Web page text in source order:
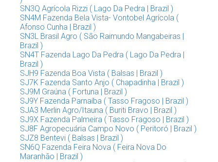
SN3Q Agrícola Rizzi ( Lago Da Pedra | Brazil )
SN4M Fazenda Bela Vista- Vontobel Agrícola (
Afonso Cunha | Brazil )
SN3L Brasil Agro ( São Raimundo Mangabeiras |
Brazil )
SN4T Fazenda Lago Da Pedra ( Lago Da Pedra |
Brazil )
SJH9 Fazenda Boa Vista ( Balsas | Brazil )
SJ7K Fazenda Santo Anjo ( Chapadinha | Brazil )
SJ9M Graúna ( Fortuna | Brazil )
SJ9Y Fazenda Parnaíba ( Tasso Fragoso | Brazil )
SJA3 Merlin Agro/Itauna ( Buriti Bravo | Brazil )
SJ9X Fazenda Palmeira ( Tasso Fragoso | Brazil )
SJ8F Agropecuária Campo Novo ( Peritoró | Brazil )
SJZ8 Bentevi ( Balsas | Brazil )
SN6Q Fazenda Feira Nova ( Feira Nova Do
Maranhão | Brazil )